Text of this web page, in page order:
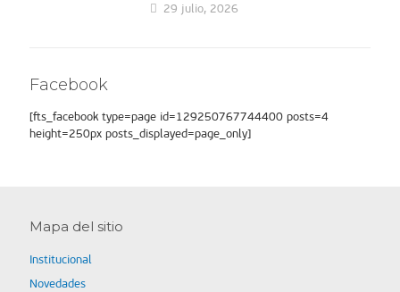
29 julio, 2026
Facebook
[fts_facebook type=page id=129250767744400 posts=4
height=250px posts_displayed=page_only]
Mapa del sitio
Institucional
Novedades